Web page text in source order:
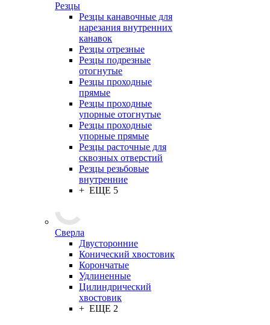
Резцы
Резцы канавочные для
нарезания внутренних
канавок
Резцы отрезные
Резцы подрезные
отогнутые
Резцы проходные
прямые
Резцы проходные
упорные отогнутые
Резцы проходные
упорные прямые
Резцы расточные для
сквозных отверстий
Резцы резьбовые
внутренние
+ ЕЩЕ 5
Сверла
Двусторонние
Конический хвостовик
Корончатые
Удлиненные
Цилиндрический
хвостовик
+ ЕЩЕ 2